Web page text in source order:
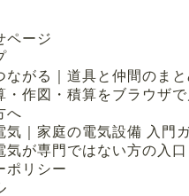
ページ
ながる｜道具と仲間のまと
・作図・積算をブラウザで
へ
気｜家庭の電気設備 入門
気が専門ではない方の入
ポリシー